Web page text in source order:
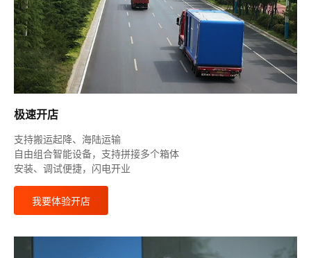
极速开店
支持搬运起降、海陆运输
自由组合智能设备，支持拼接多个箱体
安装、调试便捷，闪电开业
我要体验开店